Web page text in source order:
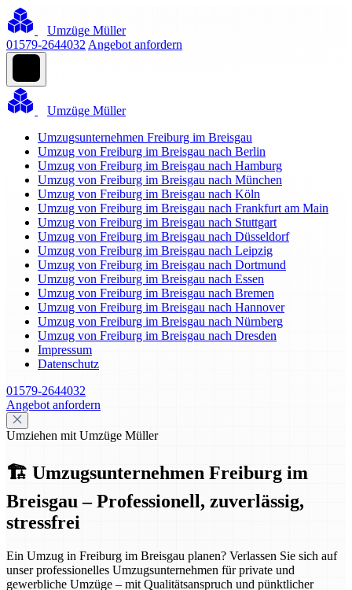
Umzüge Müller
01579-2644032 Angebot anfordern
Umzüge Müller
Umzugsunternehmen Freiburg im Breisgau
Umzug von Freiburg im Breisgau nach Berlin
Umzug von Freiburg im Breisgau nach Hamburg
Umzug von Freiburg im Breisgau nach München
Umzug von Freiburg im Breisgau nach Köln
Umzug von Freiburg im Breisgau nach Frankfurt am Main
Umzug von Freiburg im Breisgau nach Stuttgart
Umzug von Freiburg im Breisgau nach Düsseldorf
Umzug von Freiburg im Breisgau nach Leipzig
Umzug von Freiburg im Breisgau nach Dortmund
Umzug von Freiburg im Breisgau nach Essen
Umzug von Freiburg im Breisgau nach Bremen
Umzug von Freiburg im Breisgau nach Hannover
Umzug von Freiburg im Breisgau nach Nürnberg
Umzug von Freiburg im Breisgau nach Dresden
Impressum
Datenschutz
01579-2644032
Angebot anfordern
Umziehen mit Umzüge Müller
🏗️ Umzugsunternehmen Freiburg im
Breisgau – Professionell, zuverlässig,
stressfrei
Ein Umzug in Freiburg im Breisgau planen? Verlassen Sie sich auf
unser professionelles Umzugsunternehmen für private und
gewerbliche Umzüge – mit Qualitätsanspruch und pünktlicher